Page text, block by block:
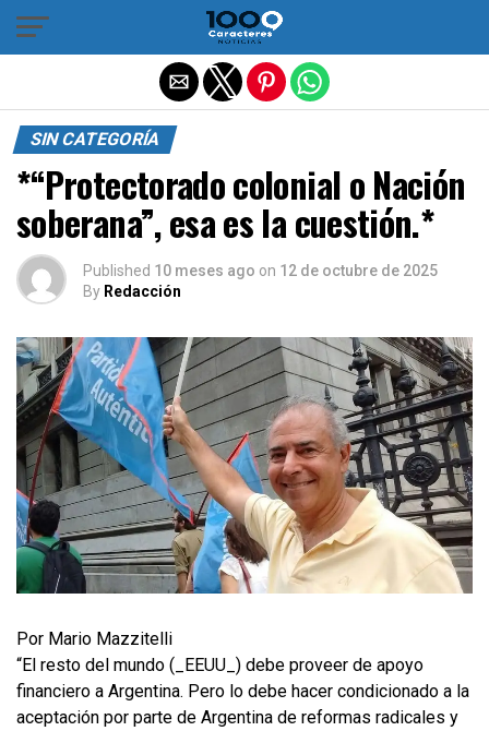
SIN CATEGORÍA
*“Protectorado colonial o Nación
soberana”, esa es la cuestión.*
Published 10 meses ago on 12 de octubre de 2025
By Redacción
Por Mario Mazzitelli
“El resto del mundo (_EEUU_) debe proveer de apoyo
financiero a Argentina. Pero lo debe hacer condicionado a la
aceptación por parte de Argentina de reformas radicales y
Salir de la versión móvil